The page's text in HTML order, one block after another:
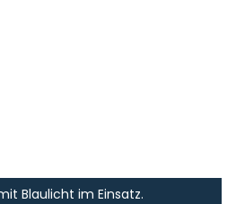
Blaulicht im Einsatz.